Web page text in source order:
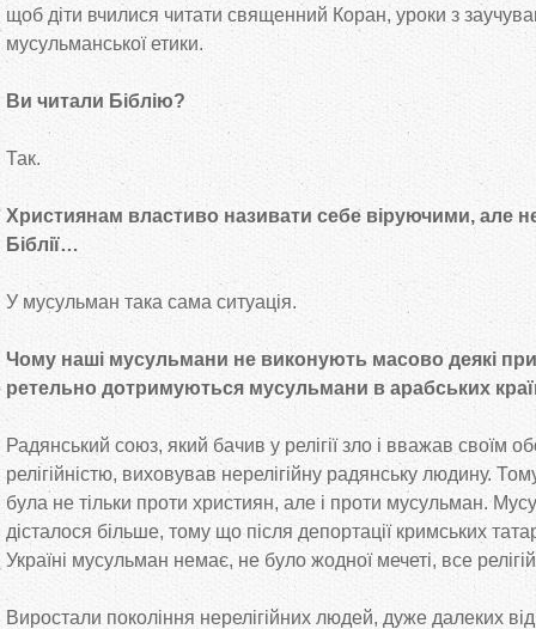
щоб діти вчилися читати священний Коран, уроки з
мусульманської етики.
Ви читали Біблію?
Так.
Християнам властиво називати себе віруючими, але
Біблії…
У мусульман така сама ситуація.
Чому наші мусульмани не виконують масово деякі
ретельно дотримуються мусульмани в арабських
Радянський союз, який бачив у релігії зло і вважав своїм
релігійністю, виховував нерелігійну радянську людину.
була не тільки проти християн, але і проти мусульман.
дісталося більше, тому що після депортації кримських
Україні мусульман немає, не було жодної мечеті, все
Виростали покоління нерелігійних людей, дуже далеких